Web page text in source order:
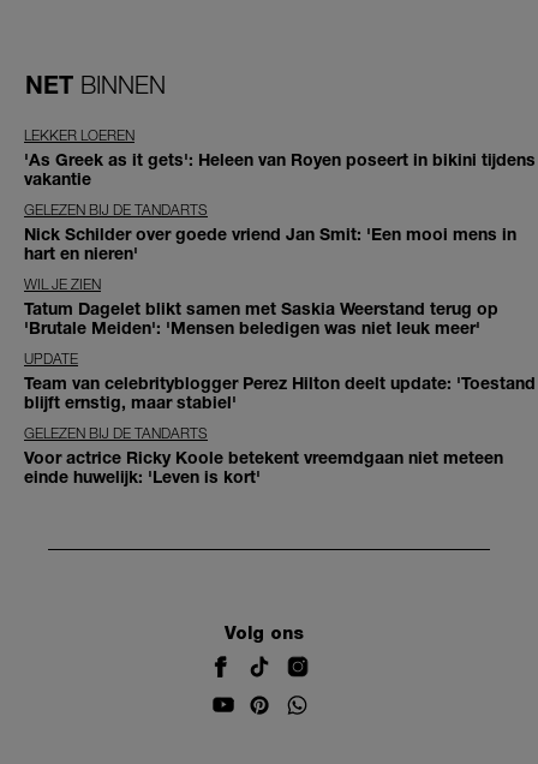
NET BINNEN
LEKKER LOEREN
'As Greek as it gets': Heleen van Royen poseert in bikini tijdens
vakantie
GELEZEN BIJ DE TANDARTS
Nick Schilder over goede vriend Jan Smit: 'Een mooi mens in
hart en nieren'
WIL JE ZIEN
Tatum Dagelet blikt samen met Saskia Weerstand terug op
'Brutale Meiden': 'Mensen beledigen was niet leuk meer'
UPDATE
Team van celebrityblogger Perez Hilton deelt update: 'Toestand
blijft ernstig, maar stabiel'
GELEZEN BIJ DE TANDARTS
Voor actrice Ricky Koole betekent vreemdgaan niet meteen
einde huwelijk: 'Leven is kort'
Volg ons